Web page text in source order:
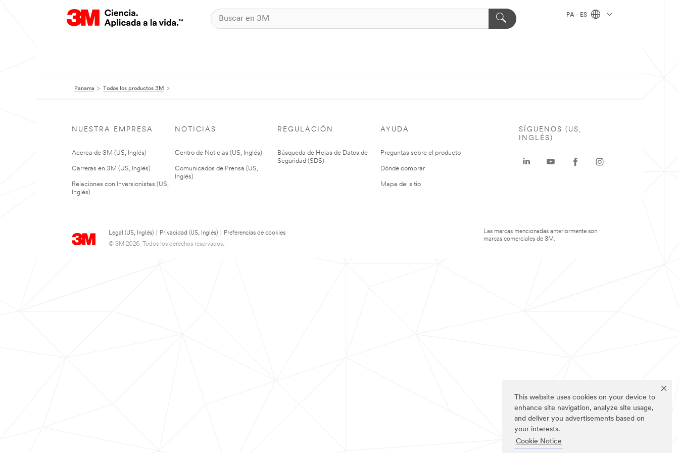
This website uses cookies on your device to
enhance site navigation, analyze site usage,
and deliver you advertisements based on
your interests.
Cookie Notice
PA - ES
Panama Todos los productos 3M
NUESTRA EMPRESA
Acerca de 3M (US, Inglés)
Carreras en 3M (US, Inglés)
Relaciones con Inversionistas (US,
Inglés)
NOTICIAS
Centro de Noticias (US, Inglés)
Comunicados de Prensa (US,
Inglés)
REGULACIÓN
Búsqueda de Hojas de Datos de
Seguridad (SDS)
AYUDA
Preguntas sobre el producto
Dónde comprar
Mapa del sitio
Legal (US, Inglés) Privacidad (US, Inglés)
Preferencias de cookies
© 3M 2026. Todos los derechos reservados..
SÍGUENOS (US,
INGLÉS)
Las marcas mencionadas anteriormente son
marcas comerciales de 3M.